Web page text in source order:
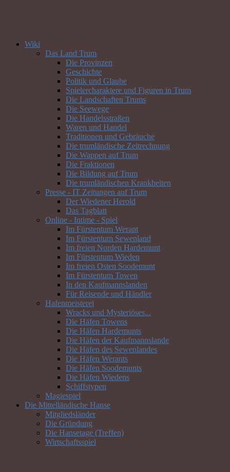
Wiki
Das Land Trum
Die Provinzen
Geschichte
Politik und Glaube
Spielercharaktere und Figuren in Trum
Die Landschaften Trums
Die Seewege
Die Handelsstraßen
Waren und Handel
Traditionen und Gebräuche
Die trumländische Zeitrechnung
Die Wappen auf Trum
Die Fraktionen
Die Bildung auf Trum
Die trumländischen Krankheiten
Presse - IT Zeitungen auf Trum
Der Wiedener Herold
Das Tagblatt
Online - Intime - Spiel
Im Fürstentum Werant
Im Fürstentum Sewenland
Im freien Norden Hardemunt
Im Fürstentum Wieden
Im freien Osten Soodemunt
Im Fürstentum Towen
In den Kaufmannslanden
Für Reisende und Händler
Hafenmeisterei
Wracks und Mysteriöses...
Die Häfen Towens
Die Häfen Hardemunts
Die Häfen der Kaufmannslande
Die Häfen des Sewenlandes
Die Häfen Werants
Die Häfen Soodemunts
Die Häfen Wiedens
Schiffstypen
Magiespiel
Die Mittelländische Hanse
Mitgliedsländer
Die Gründung
Die Hansetage (Treffen)
Wirtschaftsspiel